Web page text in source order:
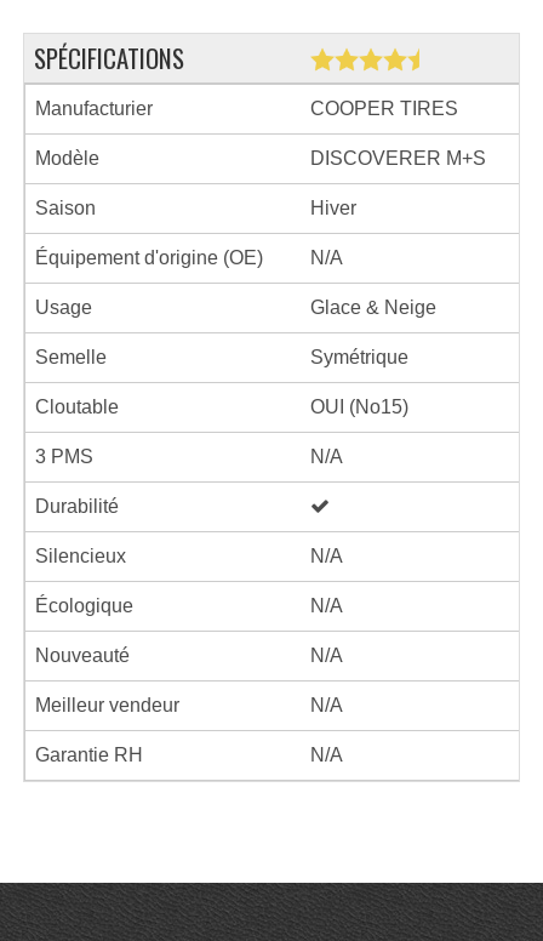
SPÉCIFICATIONS
Manufacturier COOPER TIRES
Modèle DISCOVERER M+S
Saison Hiver
Équipement d'origine (OE) N/A
Usage Glace & Neige
Semelle Symétrique
Cloutable OUI (No15)
3 PMS N/A
Durabilité
Silencieux N/A
Écologique N/A
Nouveauté N/A
Meilleur vendeur N/A
Garantie RH N/A